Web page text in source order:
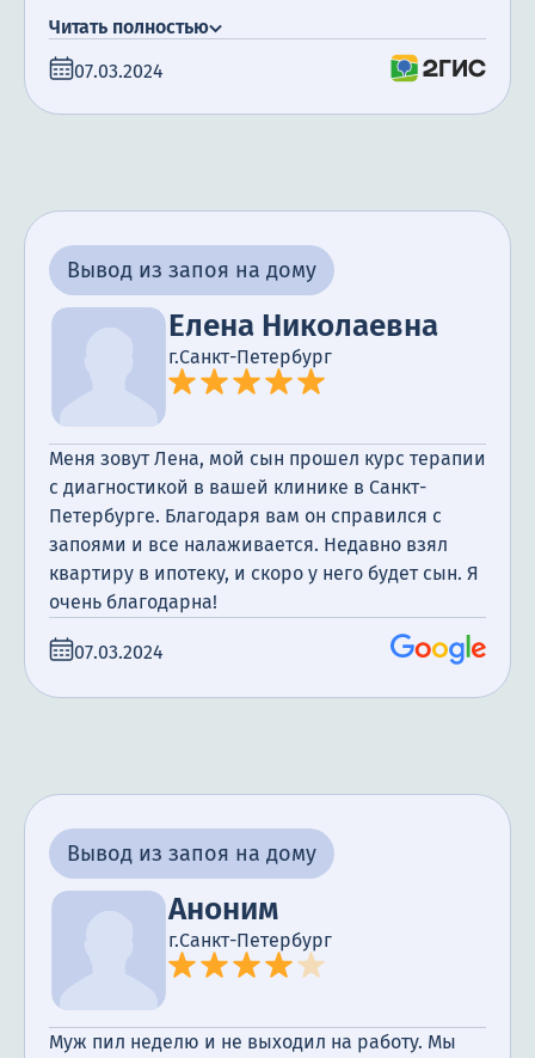
а кодирование помогло мне восстановить
нормальный образ жизни. Без оперативной
Читать полностью
07.03.2024
Вывод из запоя на дому
Елена Николаевна
г.Санкт-Петербург
Меня зовут Лена, мой сын прошел курс терапии
с диагностикой в вашей клинике в Санкт-
Петербурге. Благодаря вам он справился с
запоями и все налаживается. Недавно взял
квартиру в ипотеку, и скоро у него будет сын. Я
очень благодарна!
07.03.2024
Вывод из запоя на дому
Аноним
г.Санкт-Петербург
Муж пил неделю и не выходил на работу. Мы